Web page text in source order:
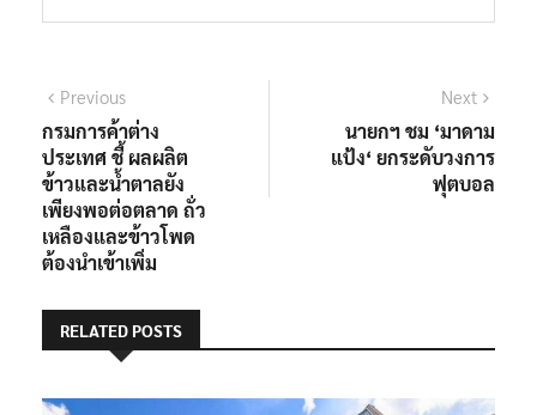
แนะแนว
เรื่อง
PreviousPrevious
post:
กรมการค้าต่าง
ประเทศ ชี้ ผลผลิต
ข้าวและน้ำตาลยัง
เพียงพอต่อตลาด ถั่ว
เหลืองและข้าวโพด
ต้องนำเข้าเพิ่ม
Next
นายกฯ ชม ‘มาดาม
แป้ง‘ ยกระดับวงการ
ฟุตบอล
RELATED POSTS